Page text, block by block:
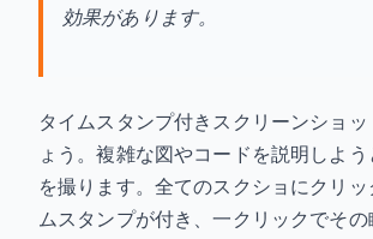
効果があります。
タイムスタンプ付きスクリーンショ
ょう。複雑な図やコードを説明しよ
を撮ります。全てのスクショにクリ
ムスタンプが付き、一クリックでその